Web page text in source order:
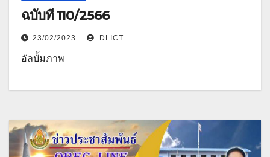
ฉบับที่ 110/2566
23/02/2023 DLICT
อัลบั้มภาพ